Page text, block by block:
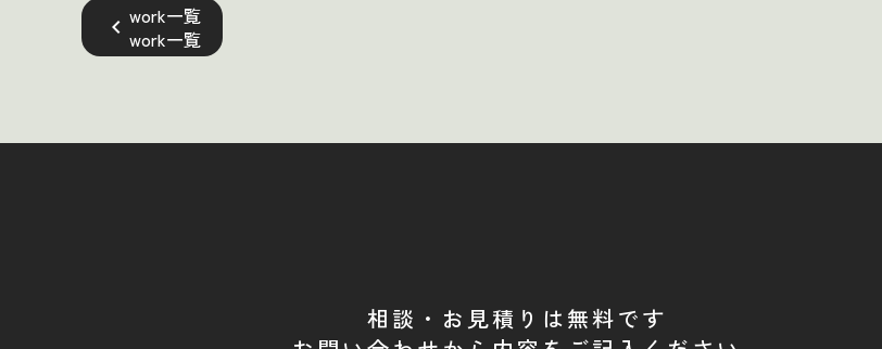
keyboard_arrow_left work一覧
work一覧
相談・お見積りは無料です